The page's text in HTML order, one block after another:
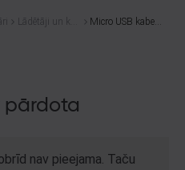
Lādētāji un kab
Micro USB kabeli
pārdota
nav pieejama. Taču